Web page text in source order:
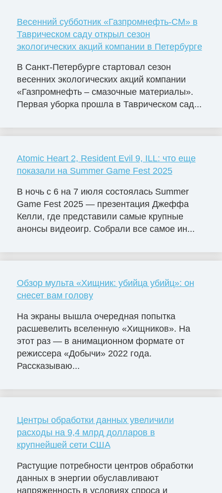
Весенний субботник «Газпромнефть-СМ» в
Таврическом саду открыл сезон
экологических акций компании в Петербурге
В Санкт-Петербурге стартовал сезон
весенних экологических акций компании
«Газпромнефть – смазочные материалы».
Первая уборка прошла в Таврическом сад...
Atomic Heart 2, Resident Evil 9, ILL: что еще
показали на Summer Game Fest 2025
В ночь с 6 на 7 июля состоялась Summer
Game Fest 2025 — презентация Джеффа
Келли, где представили самые крупные
анонсы видеоигр. Собрали все самое ин...
Обзор мульта «Хищник: убийца убийц»: он
снесет вам голову
На экраны вышла очередная попытка
расшевелить вселенную «Хищников». На
этот раз — в анимационном формате от
режиссера «Добычи» 2022 года.
Рассказываю...
Центры обработки данных увеличили
расходы на 9,4 млрд долларов в
крупнейшей сети США
Растущие потребности центров обработки
данных в энергии обуславливают
напряженность в условиях спроса и